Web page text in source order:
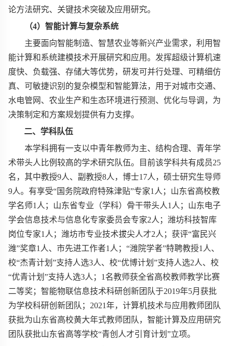
论方法研究、关键技术突破及应用研究。
（4）智能计算与复杂系统
主要面向智能制造、智慧农业等新兴产业需求，利用智
能计算和系统建模技术开展研究和应用。发挥超级计算机速
度快、负载强、存储大等优势，研发可并行处理、可精细仿
真、可敏捷识别的复杂模型和智能算法，用于对城市交通、
水电管网、农业生产和生态环境进行预测、优化与导调，为
决策制定和方案规划提供有力支撑。
二、学科队伍
本学科拥有一支以中青年教师为主、结构合理、青年学
术带头人比例较高的学术研究队伍。目前该学科共有成员25
名，其中教授9人、副教授8人，博士17人，硕士研究生导师
9人。有享受“国务院政府特殊津贴”专家1 人；山东省高校教
学名师1 人；山东省专业（学科）骨干带头人1 人；山东电子
学会信息技术与信息化专家委员会专家2人；潍坊科技智库
岗位专家1 人；潍坊市专业技术拔尖人才2人；获评“富民兴
潍”奖章1 人、市先进工作者1 人；“潍院学者”特聘教授1 人、
校“杰青计划”支持人选3人、校“优博计划”支持人选2人、校
“优青计划”支持人选3人； 1 名教师获全省高校教师教学比赛
二等奖；智能物联信息技术科研创新团队于2019年5月获批
为学校科研创新团队； 2021年，计算机技术与应用教师团队
获批为山东省高校黄大年式教师团队，智能计算及应用研究
团队获批山东省高等学校“青创人才引育计划”立项。